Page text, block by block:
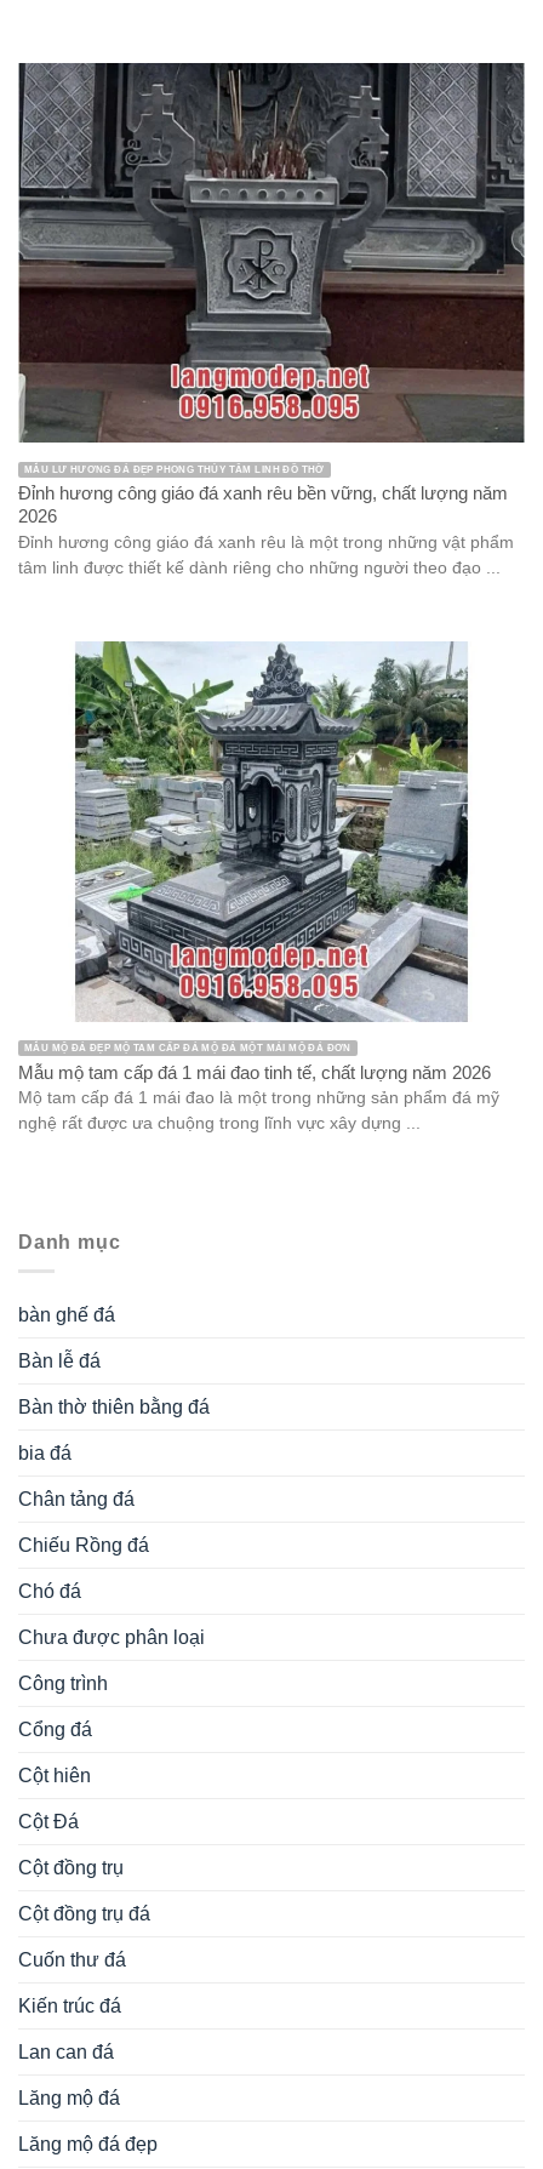
MẪU LƯ HƯƠNG ĐÁ ĐẸP PHONG THỦY TÂM LINH ĐỒ THỜ
Đỉnh hương công giáo đá xanh rêu bền vững, chất lượng năm
2026
Đỉnh hương công giáo đá xanh rêu là một trong những vật phẩm
tâm linh được thiết kế dành riêng cho những người theo đạo ...
MẪU MỘ ĐÁ ĐẸP MỘ TAM CẤP ĐÁ MỘ ĐÁ MỘT MÁI MỘ ĐÁ ĐƠN
Mẫu mộ tam cấp đá 1 mái đao tinh tế, chất lượng năm 2026
Mộ tam cấp đá 1 mái đao là một trong những sản phẩm đá mỹ
nghệ rất được ưa chuộng trong lĩnh vực xây dựng ...
Danh mục
bàn ghế đá
Bàn lễ đá
Bàn thờ thiên bằng đá
bia đá
Chân tảng đá
Chiếu Rồng đá
Chó đá
Chưa được phân loại
Công trình
Cổng đá
Cột hiên
Cột Đá
Cột đồng trụ
Cột đồng trụ đá
Cuốn thư đá
Kiến trúc đá
Lan can đá
Lăng mộ đá
Lăng mộ đá đẹp